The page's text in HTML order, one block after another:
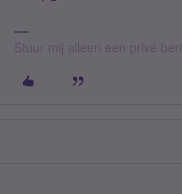
Stuur mij alleen een privé